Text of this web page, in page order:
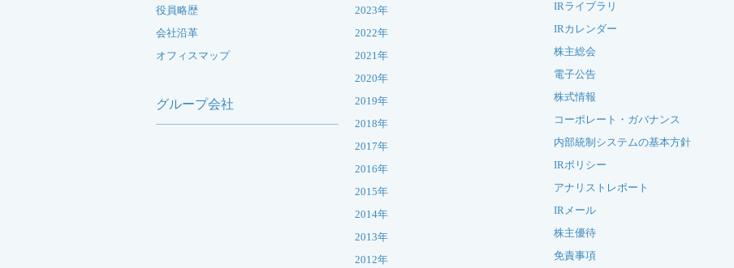
役員略歴
会社沿革
オフィスマップ
グループ会社
2023年
2022年
2021年
2020年
2019年
2018年
2017年
2016年
2015年
2014年
2013年
2012年
IRライブラリ
IRカレンダー
株主総会
電子公告
株式情報
コーポレート・ガバナンス
内部統制システムの基本方針
IRポリシー
アナリストレポート
IRメール
株主優待
免責事項